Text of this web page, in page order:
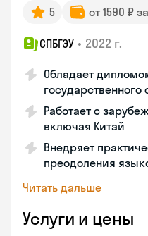
5 от 1590 ₽
СПБГЭУ • 2022 г.
Обладает
государственного
Работает с
включая Китай
Внедряет
преодоления
Читать дальше
Услуги и цены